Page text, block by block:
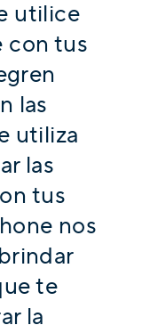
utilice
con tus
las
utiliza
las
tus
nos
te
la